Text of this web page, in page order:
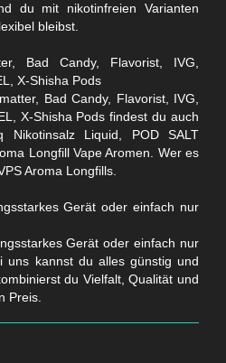
du mit nikotinfreien Varianten
bleibst.
Bad Candy, Flavorist, IVG,
X-Shisha Pods findest du auch
Nikotinsalz Liquid, POD SALT
Longfill Vape Aromen. Wer es
Aroma Longfills.
Gerät oder einfach nur
uns kannst du alles günstig und
du Vielfalt, Qualität und
Preis.